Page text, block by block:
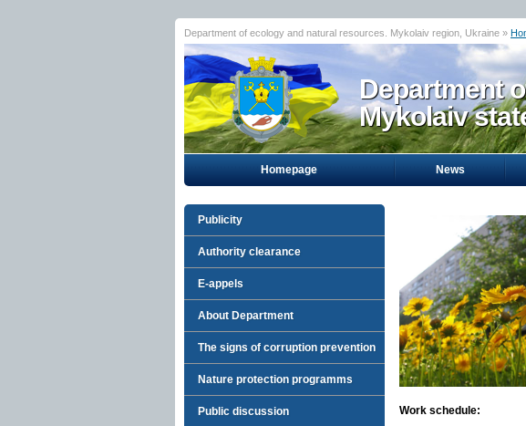
Department of ecology and natural resources. Mykolaiv region, Ukraine »
Department
Mykolaiv
Homepage News
Publicity
Authority clearance
E-appels
About Department
The signs of corruption prevention
Nature protection programms
Public discussion
Work schedule: